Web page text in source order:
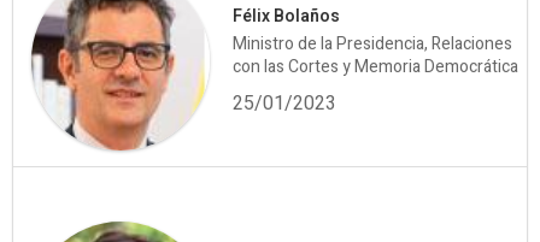
Félix Bolaños
Ministro de la Presidencia, Relaciones
con las Cortes y Memoria Democrática
25/01/2023